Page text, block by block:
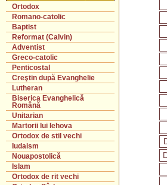
Ortodox
Romano-catolic
Baptist
Reformat (Calvin)
Adventist
Greco-catolic
Penticostal
Creştin după Evanghelie
Lutheran
Biserica Evanghelică
Română
Unitarian
Martorii lui Iehova
Ortodox de stil vechi
Iudaism
Nouapostolică
Islam
Ortodox de rit vechi